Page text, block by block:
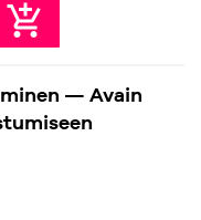
add_shopping_cart
— Avain